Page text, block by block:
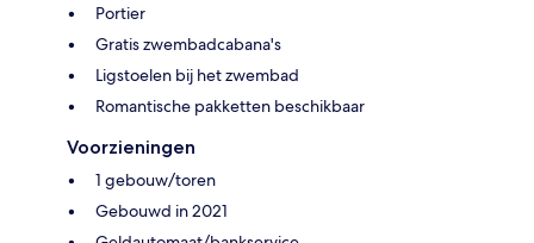
Portier
Gratis zwembadcabana's
Ligstoelen bij het zwembad
Romantische pakketten beschikbaar
Voorzieningen
1 gebouw/toren
Gebouwd in 2021